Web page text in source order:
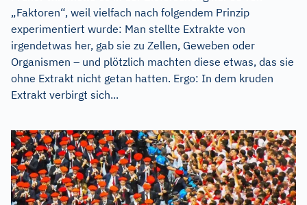
„Faktoren“, weil vielfach nach folgendem Prinzip
experimentiert wurde: Man stellte Extrakte von
irgendetwas her, gab sie zu Zellen, Geweben oder
Organismen – und plötzlich machten diese etwas, das sie
ohne Extrakt nicht getan hatten. Ergo: In dem kruden
Extrakt verbirgt sich...